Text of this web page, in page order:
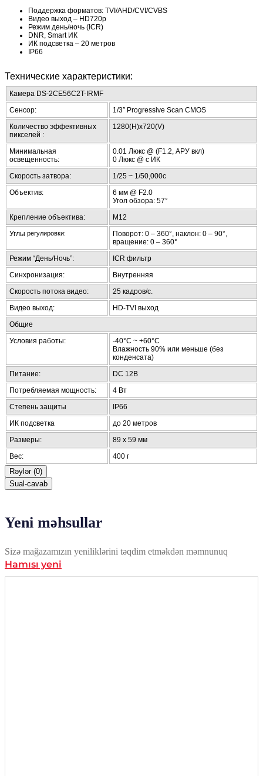
Поддержка форматов: TVI/AHD/CVI/CVBS
Видео выход – HD720p
Режим день/ночь (ICR)
DNR, Smart ИК
ИК подсветка – 20 метров
IP66
Технические характеристики:
Камера DS-2CE56C2T-IRMF
Сенсор:
1/3″ Progressive Scan CMOS
Количество эффективных
пикселей :
1280(H)х720(V)
Минимальная
освещенность:
0.01 Люкс @ (F1.2, АРУ вкл)
0 Люкс @ с ИК
Скорость затвора:
1/25 ~ 1/50,000с
Объектив:
6 мм @ F2.0
Угол обзора: 57°
Крепление объектива:
М12
Углы регулировки:
Поворот: 0 – 360°, наклон: 0 – 90°,
вращение: 0 – 360°
Режим “День/Ночь”:
ICR фильтр
Синхронизация:
Внутренняя
Скорость потока видео:
25 кадров/с.
Видео выход:
HD-TVI выход
Общие
Условия работы:
-40°C ~ +60°C
Влажность 90% или меньше (без
конденсата)
Питание:
DC 12В
Потребляемая мощность:
4 Вт
Степень защиты
IP66
ИК подсветка
до 20 метров
Размеры:
89 х 59 мм
Вес:
400 г
Rəylər (0)
Sual-cavab
Yeni məhsullar
Sizə mağazamızın yeniliklərini təqdim etməkdən məmnunuq
Hamısı yeni